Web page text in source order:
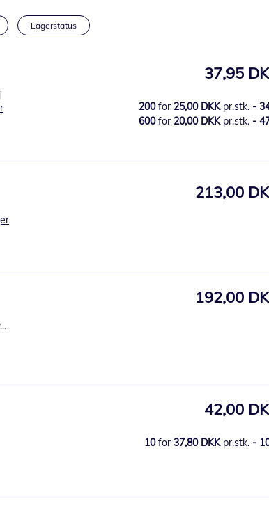
Lagerstatus
37,95
200for 25,00 DKK pr.stk. -
600for 20,00 DKK pr.stk. -
213,00
192,00
42,00
10for 37,80 DKK pr.stk. -